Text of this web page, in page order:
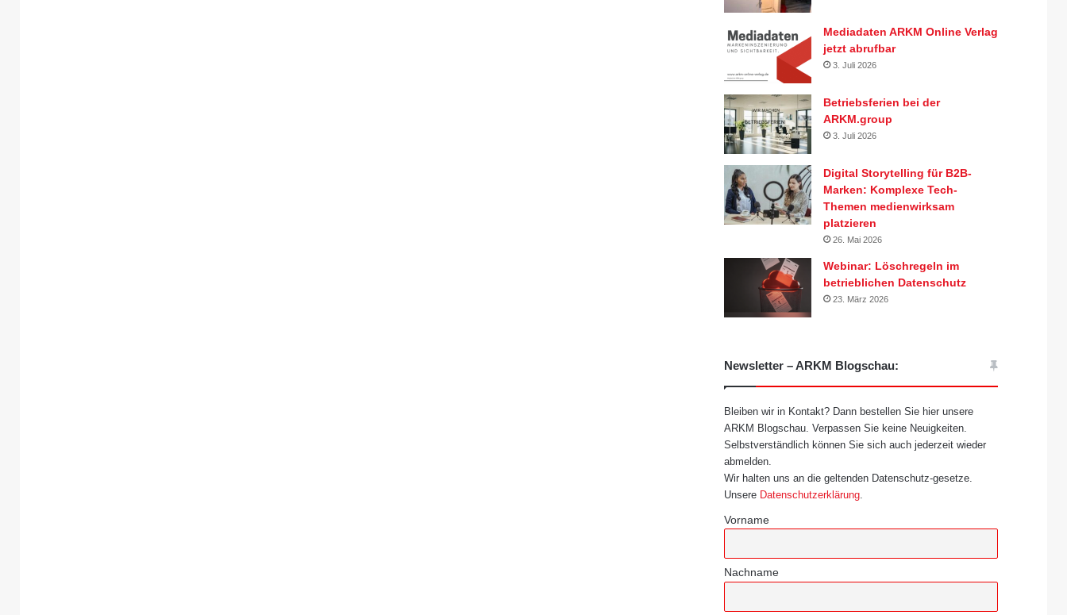
Mediadaten ARKM Online Verlag
jetzt abrufbar
3. Juli 2026
Betriebsferien bei der
ARKM.group
3. Juli 2026
Digital Storytelling für B2B-
Marken: Komplexe Tech-
Themen medienwirksam
platzieren
26. Mai 2026
Webinar: Löschregeln im
betrieblichen Datenschutz
23. März 2026
Newsletter – ARKM Blogschau:
Bleiben wir in Kontakt? Dann bestellen Sie hier unsere
ARKM Blogschau. Verpassen Sie keine Neuigkeiten.
Selbstverständlich können Sie sich auch jederzeit wieder
abmelden.
Wir halten uns an die geltenden Datenschutz-gesetze.
Unsere Datenschutzerklärung
Vorname
Nachname